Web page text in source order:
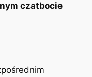
czatbocie